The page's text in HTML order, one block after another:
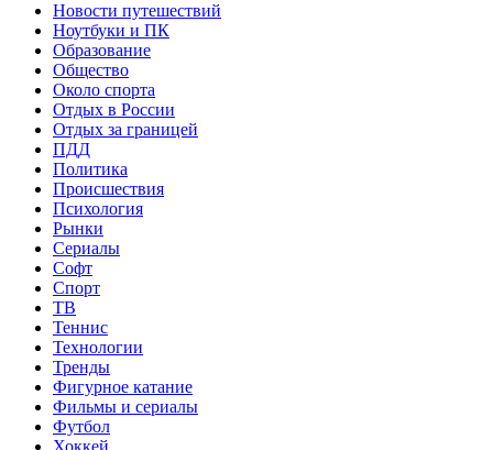
Новости путешествий
Ноутбуки и ПК
Образование
Общество
Около спорта
Отдых в России
Отдых за границей
ПДД
Политика
Происшествия
Психология
Рынки
Сериалы
Софт
Спорт
ТВ
Теннис
Технологии
Тренды
Фигурное катание
Фильмы и сериалы
Футбол
Хоккей